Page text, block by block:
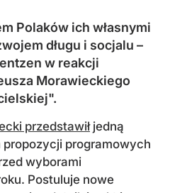
Polaków ich własnymi
długu i socjalu –
w reakcji
Morawieckiego
przedstawiłjedną
programowych
wyborami
Postuluje nowe